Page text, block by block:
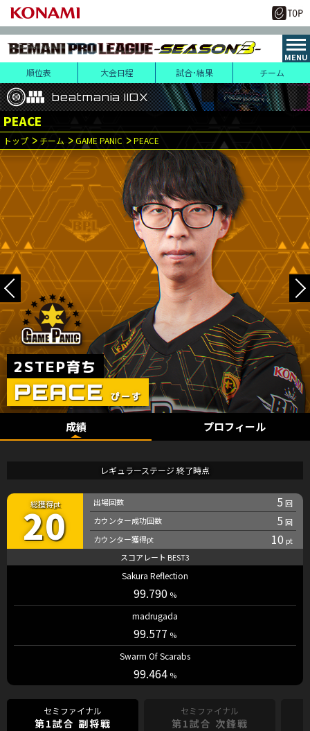
順位表 大会日程 試合･結果
beatmania IIDX
レギュラーステージ
（ファーストステージ） （セカンドステージ）
10月14日(土)
チーム
beatmania IIDX
beatmania IIDX
PEACE
トップ チーム GAME PANIC PEACE
成績 プロフィール
レギュラーステージ 終了時点
20
5
5
10
Sakura Reflection
99.790
madrugada
99.577
Swarm Of Scarabs
99.464
第1試合 副将戦 第1試合 次鋒戦